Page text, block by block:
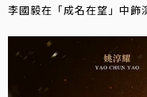
李國毅在「成名在望」中飾